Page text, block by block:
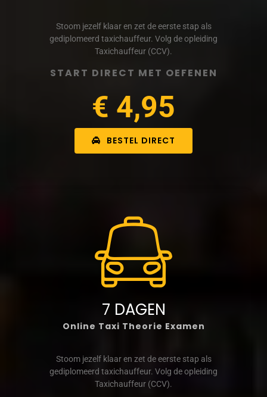
Stoom jezelf klaar en zet de eerste stap als
gediplomeerd taxichauffeur. Volg de opleiding
Taxichauffeur (CCV).
START DIRECT MET OEFENEN
€ 4,95
BESTEL DIRECT
7 DAGEN
Online Taxi Theorie Examen
Stoom jezelf klaar en zet de eerste stap als
gediplomeerd taxichauffeur. Volg de opleiding
Taxichauffeur (CCV).